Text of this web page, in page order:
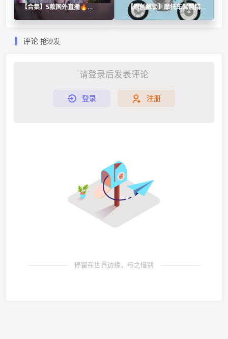
【合集】5款国外直播🔥
【原创解锁】摩托车驾照精灵
🔥解锁会员🔥摩托科一科四题
评论 抢沙发
请登录后发表评论
登录 注册
停留在世界边缘，与之惜别